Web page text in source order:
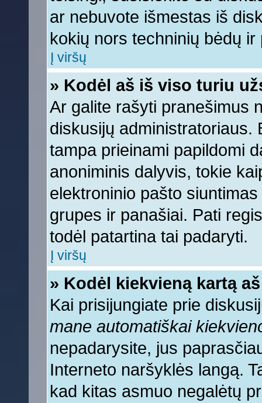
ar nebuvote išmestas iš
kokių nors techninių bėdų
Į viršų
» Kodėl aš iš viso turiu
Ar galite rašyti pranešimus
diskusijų administratoriaus.
tampa prieinami papildomi
anoniminis dalyvis, tokie
elektroninio pašto
grupes ir panašiai. Pati
todėl patartina tai padaryti.
Į viršų
» Kodėl kiekvieną kartą
Kai prisijungiate prie
mane automatiškai
nepadarysite, jus
Interneto naršyklės langą.
kad kitas asmuo negalėtų